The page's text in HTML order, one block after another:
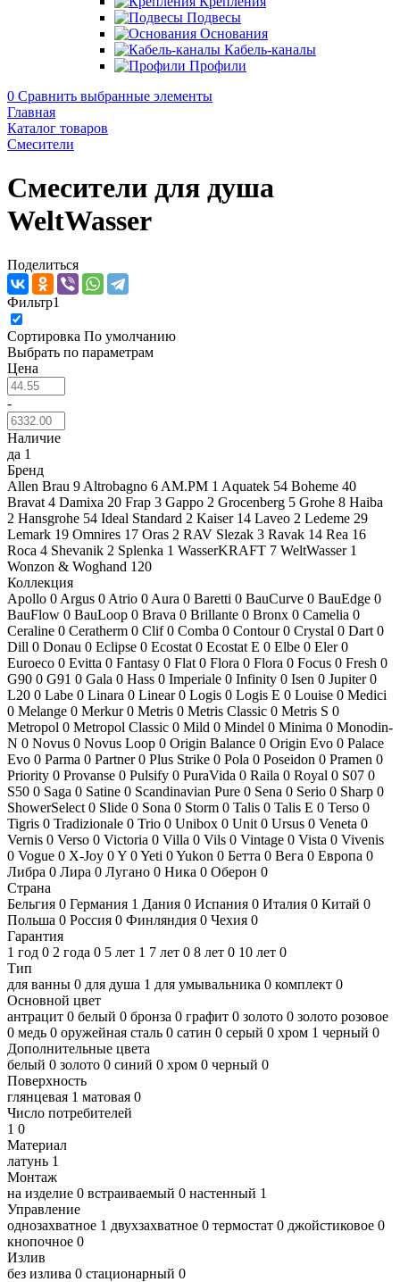
Подвесы
Основания
Кабель-каналы
Профили
0 Сравнить выбранные элементы
Главная
Каталог товаров
Смесители
Смесители для душа
WeltWasser
Поделиться
Фильтр1
Сортировка По умолчанию
Выбрать по параметрам
Цена
-
Наличие
да 1
Бренд
Allen Brau 9 Altrobagno 6 AM.PM 1 Aquatek 54 Boheme 40
Bravat 4 Damixa 20 Frap 3 Gappo 2 Grocenberg 5 Grohe 8 Haiba
2 Hansgrohe 54 Ideal Standard 2 Kaiser 14 Laveo 2 Ledeme 29
Lemark 19 Omnires 17 Oras 2 RAV Slezak 3 Ravak 14 Rea 16
Roca 4 Shevanik 2 Splenka 1 WasserKRAFT 7 WeltWasser 1
Wonzon & Woghand 120
Коллекция
Apollo 0 Argus 0 Atrio 0 Aura 0 Baretti 0 BauCurve 0 BauEdge 0
BauFlow 0 BauLoop 0 Brava 0 Brillante 0 Bronx 0 Camelia 0
Ceraline 0 Ceratherm 0 Clif0 Comba 0 Contour0 Crystal 0 Dart 0
Dill 0 Donau 0 Eclipse 0 Ecostat 0 Ecostat E 0 Elbe 0 Eler0
Euroeco 0 Evitta 0 Fantasy 0 Flat 0 Flora 0 Flora 0 Focus 0 Fresh 0
G90 0 G91 0 Gala 0 Hass 0 Imperiale 0 Infinity 0 Isen 0 Jupiter0
L20 0 Labe 0 Linara 0 Linear0 Logis 0 Logis E 0 Louise 0 Medici
0 Melange 0 Merkur0 Metris 0 Metris Classic 0 Metris S 0
Metropol 0 Metropol Classic 0 Mild 0 Mindel 0 Minima 0 Monodin-
N 0 Novus 0 Novus Loop 0 Origin Balance 0 Origin Evo 0 Palace
Evo 0 Parma 0 Partner0 Plus Strike 0 Pola 0 Poseidon 0 Pramen 0
Priority 0 Provanse 0 Pulsify 0 PuraVida 0 Raila 0 Royal 0 S07 0
S50 0 Saga 0 Satine 0 Scandinavian Pure 0 Sena 0 Serio 0 Sharp 0
ShowerSelect 0 Slide 0 Sona 0 Storm 0 Talis 0 Talis E 0 Terso 0
Tigris 0 Tradizionale 0 Trio 0 Unibox 0 Unit 0 Ursus 0 Veneta 0
Vernis 0 Verso 0 Victoria 0 Villa 0 Vils 0 Vintage 0 Vista 0 Vivenis
0 Vogue 0 X-Joy 0Y 0Yeti 0Yukon 0 Бетта 0 Вега 0 Европа 0
Либра 0 Лира 0 Лугано 0 Ника 0 Оберон 0
Страна
Бельгия 0 Германия 1 Дания 0 Испания 0 Италия 0 Китай 0
Польша 0 Россия 0 Финляндия 0 Чехия 0
Гарантия
1 год 0 2 года 0 5 лет 1 7 лет 0 8 лет 0 10 лет 0
Тип
для ванны 0 для душа 1 для умывальника 0 комплект 0
Основной цвет
антрацит 0 белый 0 бронза 0 графит 0 золото 0 золото розовое
0 медь 0 оружейная сталь 0 сатин 0 серый 0 хром 1 черный 0
Дополнительные цвета
белый 0 золото 0 синий 0 хром 0 черный 0
Поверхность
глянцевая 1 матовая 0
Число потребителей
1 0
Материал
латунь 1
Монтаж
на изделие 0 встраиваемый 0 настенный 1
Управление
однозахватное 1 двухзахватное 0 термостат 0 джойстиковое 0
кнопочное 0
Излив
без излива 0 стационарный 0